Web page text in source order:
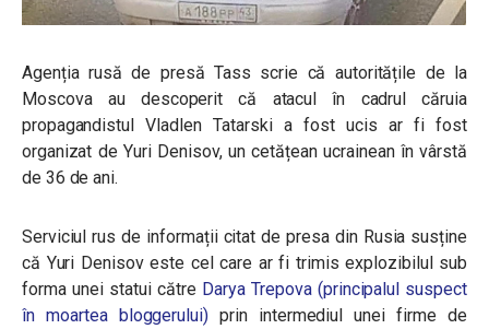
Agenția rusă de presă Tass scrie că autoritățile de la
Moscova au descoperit că atacul în cadrul căruia
propagandistul Vladlen Tatarski a fost ucis ar fi fost
organizat de Yuri Denisov, un cetățean ucrainean în vârstă
de 36 de ani.
Serviciul rus de informații citat de presa din Rusia susține
că Yuri Denisov este cel care ar fi trimis explozibilul sub
forma unei statui către Darya Trepova (principalul suspect
în moartea bloggerului)prin intermediul unei firme de